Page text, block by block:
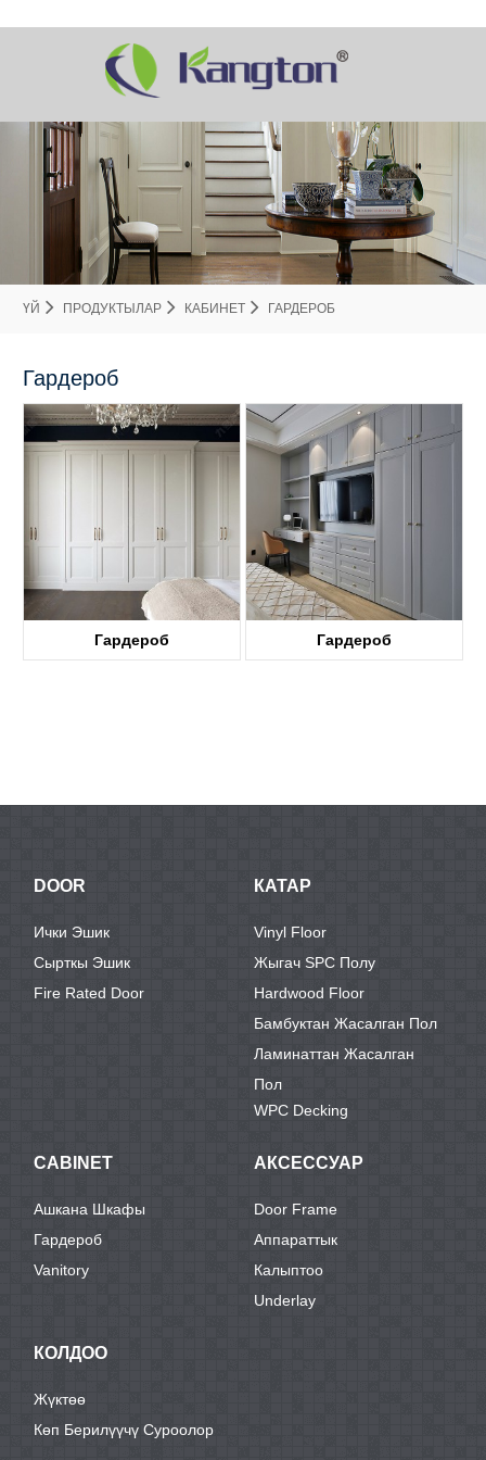
ҮЙ ПРОДУКТЫЛАР КАБИНЕТ ГАРДЕРОБ
Гардероб
Гардероб Гардероб
DOOR
Ички Эшик
Сырткы Эшик
Fire Rated Door
КАТАР
Vinyl Floor
Жыгач SPC Полу
Hardwood Floor
Бамбуктан Жасалган Пол
Ламинаттан Жасалган
Пол
WPC Decking
CABINET
Ашкана Шкафы
Гардероб
Vanitory
АКСЕССУАР
Door Frame
Аппараттык
Калыптоо
Underlay
КОЛДОО
Жүктөө
Көп Берилүүчү Суроолор